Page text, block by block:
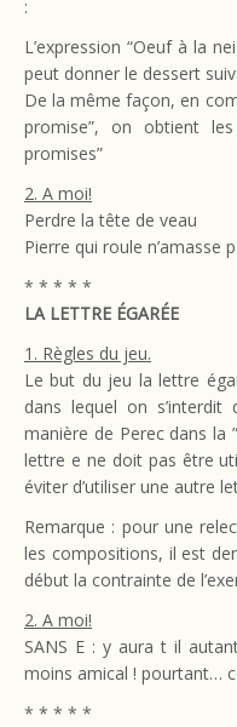
:
L’expression “Oeuf à la
peut donner le dessert
De la même façon, en
promise”, on obtient
promises”
2. A moi!
Perdre la tête de veau
Pierre qui roule n’amasse
* * * * *
LA LETTRE ÉGARÉE
1. Règles du jeu.
Le but du jeu la lettre
dans lequel on
manière de Perec dans la
lettre e ne doit pas être
éviter d’utiliser une autre
Remarque : pour une
les compositions, il est
début la contrainte de
2. A moi!
SANS E : y aura t il
moins amical ! pourtant…
* * * * *